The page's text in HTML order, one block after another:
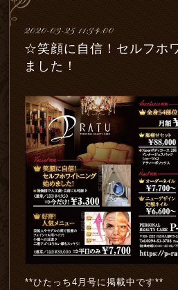
2020-03-25 11:34:00
☆笑顔に自信！セルフホ
ました！
**ひたっち4月号に掲載中です**